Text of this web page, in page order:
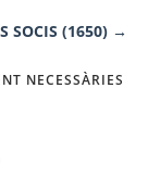
SOCIS (1650) →
NECESSÀRIES